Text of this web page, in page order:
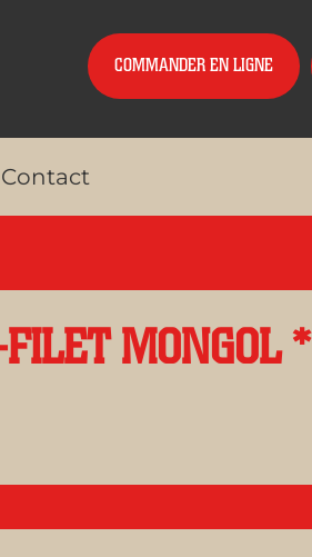
COMMANDER EN LIGNE
Contact
MONGOL *